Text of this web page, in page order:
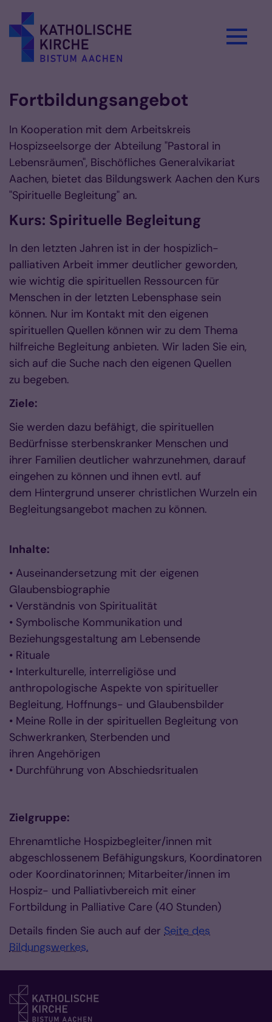
Fortbildungsangebot
In Kooperation mit dem Arbeitskreis
Hospizseelsorge der Abteilung "Pastoral in
Lebensräumen", Bischöfliches Generalvikariat
Aachen, bietet das Bildungswerk Aachen den Kurs
"Spirituelle Begleitung" an.
Kurs: Spirituelle Begleitung
In den letzten Jahren ist in der hospizlich-
palliativen Arbeit immer deutlicher geworden,
wie wichtig die spirituellen Ressourcen für
Menschen in der letzten Lebensphase sein
können. Nur im Kontakt mit den eigenen
spirituellen Quellen können wir zu dem Thema
hilfreiche Begleitung anbieten. Wir laden Sie ein,
sich auf die Suche nach den eigenen Quellen
zu begeben.
Ziele:
Sie werden dazu befähigt, die spirituellen
Bedürfnisse sterbenskranker Menschen und
ihrer Familien deutlicher wahrzunehmen, darauf
eingehen zu können und ihnen evtl. auf
dem Hintergrund unserer christlichen Wurzeln ein
Begleitungsangebot machen zu können.
Inhalte:
• Auseinandersetzung mit der eigenen
Glaubensbiographie
• Verständnis von Spiritualität
• Symbolische Kommunikation und
Beziehungsgestaltung am Lebensende
• Rituale
• Interkulturelle, interreligiöse und
anthropologische Aspekte von spiritueller
Begleitung, Hoffnungs- und Glaubensbilder
• Meine Rolle in der spirituellen Begleitung von
Schwerkranken, Sterbenden und
ihren Angehörigen
• Durchführung von Abschiedsritualen
Zielgruppe:
Ehrenamtliche Hospizbegleiter/innen mit
abgeschlossenem Befähigungskurs, Koordinatoren
oder Koordinatorinnen; Mitarbeiter/innen im
Hospiz- und Palliativbereich mit einer
Fortbildung in Palliative Care (40 Stunden)
Details finden Sie auch auf der Seite des
Bildungswerkes.